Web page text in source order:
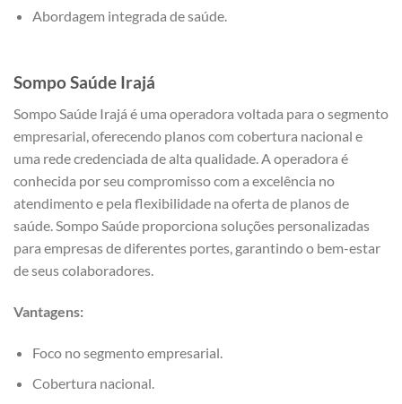
Abordagem integrada de saúde.
Sompo Saúde Irajá
Sompo Saúde Irajá é uma operadora voltada para o segmento
empresarial, oferecendo planos com cobertura nacional e
uma rede credenciada de alta qualidade. A operadora é
conhecida por seu compromisso com a excelência no
atendimento e pela flexibilidade na oferta de planos de
saúde. Sompo Saúde proporciona soluções personalizadas
para empresas de diferentes portes, garantindo o bem-estar
de seus colaboradores.
Vantagens:
Foco no segmento empresarial.
Cobertura nacional.